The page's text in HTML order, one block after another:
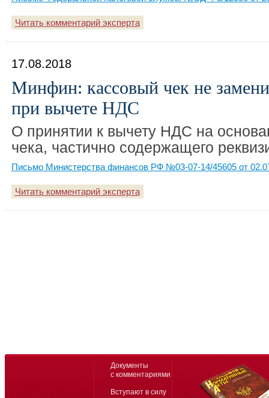
Читать комментарий эксперта
17.08.2018
Минфин: кассовый чек не
при вычете НДС
О принятии к вычету НДС на
чека, частично содержащего
Письмо Министерства финансов РФ №03-07-14/45605 от
Читать комментарий эксперта
Документы
с комментариями
Вступают в силу